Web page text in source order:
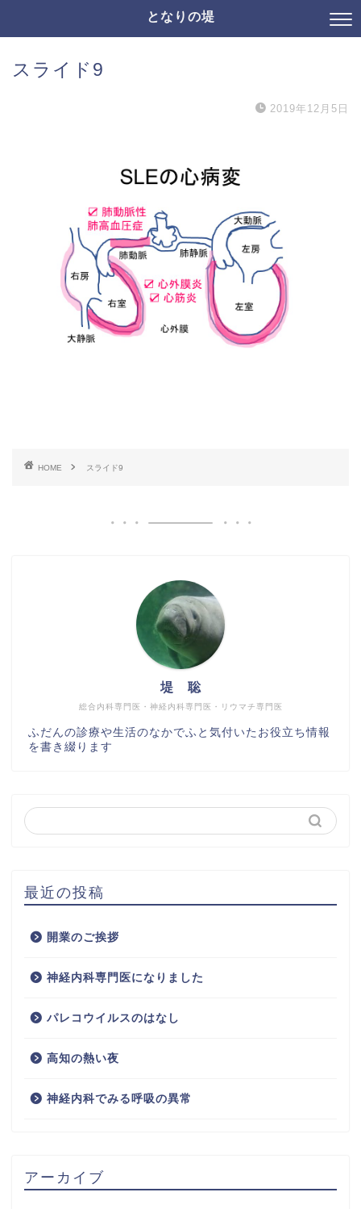
となりの堤
スライド9
2019年12月5日
HOME スライド9
総合内科専門医・神経内科専門医・リウマチ専門医
堤 聡
ふだんの診療や生活のなかでふと気付いたお役立ち情報
を書き綴ります
最近の投稿
開業のご挨拶
神経内科専門医になりました
パレコウイルスのはなし
高知の熱い夜
神経内科でみる呼吸の異常
アーカイブ